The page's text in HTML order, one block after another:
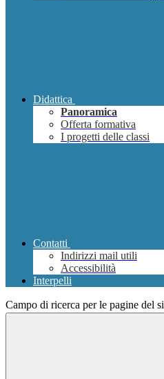
Didattica
Panoramica
Offerta formativa
I progetti delle classi
Contatti
Indirizzi mail utili
Accessibilità
Interpelli
Campo di ricerca per le pagine del